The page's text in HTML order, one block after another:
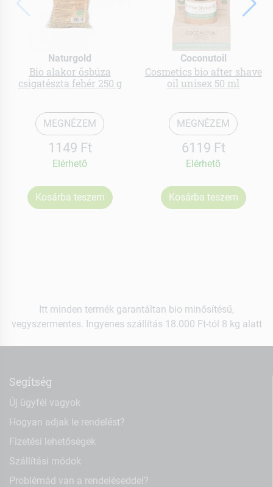
Naturgold
Bio alakor ősbúza
csigatészta fehér 250 g
MEGNÉZEM
1149 Ft
Elérhetõ
Kosárba teszem
Coconutoil
Cosmetics bio after shave
oil unisex 50 ml
MEGNÉZEM
6119 Ft
Elérhetõ
Kosárba teszem
Itt minden termék garantáltan bio minősítésű,
vegyszermentes. Ingyenes szállítás 18.000 Ft-tól 8 kg alatt
Segítség
Új ügyfél vagyok
Hogyan adjak le rendelést?
Fizetési lehetőségek
Szállítási módok
Problémád van a rendeléseddel?